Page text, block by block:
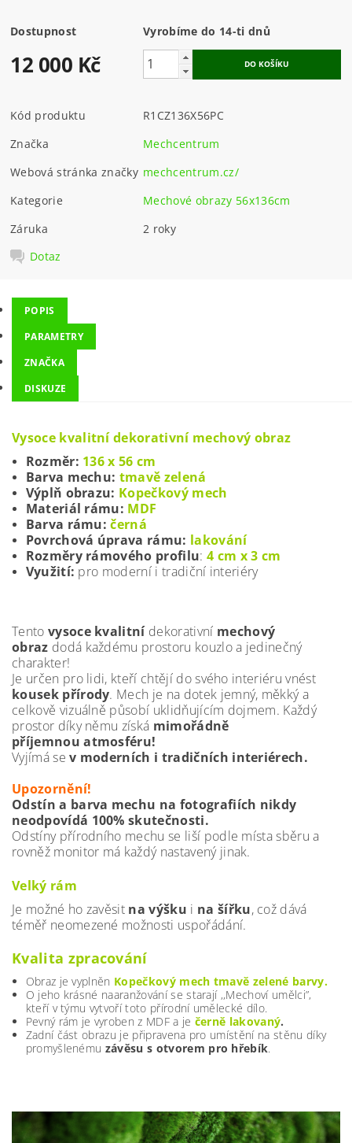
Dostupnost Vyrobíme do 14-ti dnů
12 000 Kč
Kód produktu
R1CZ136X56PC
Značka
Mechcentrum
Webová stránka značky mechcentrum.cz/
Kategorie
Mechové obrazy 56x136cm
Záruka
2 roky
Dotaz
POPIS
PARAMETRY
ZNAČKA
DISKUZE
Vysoce kvalitnídekorativní mechový obraz
Rozměr: 136 x 56 cm
Barva mechu: tmavě zelená
Výplň obrazu: Kopečkový mech
Materiál rámu: MDF
Barva rámu: černá
Povrchová úprava rámu: lakování
Rozměry rámového profilu: 4 cm x 3 cm
Využití: pro moderní i tradiční interiéry
Tento vysoce kvalitnídekorativní mechový
obraz dodá každému prostoru kouzlo a jedinečný
charakter!
Je určen pro lidi, kteří chtějí do svého interiéru vnést
kousek přírody. Mech je na dotek jemný, měkký a
celkově vizuálně působí uklidňujícím dojmem. Každý
prostor díky němu získá mimořádně
příjemnou atmosféru!
Vyjímá sev moderních i tradičních interiérech.
Upozornění!
Odstín a barva mechu na fotografiích nikdy
neodpovídá 100% skutečnosti.
Odstíny přírodního mechu se liší podle místa sběru a
rovněž monitor má každý nastavený jinak.
Velký rám
Je možné ho zavěsit na výšku i na šířku, což dává
téměř neomezené možnosti uspořádání.
Kvalita zpracování
Obraz je vyplněn Kopečkový mech tmavě zelené barvy.
O jeho krásné naaranžování se starají ,,Mechoví umělci”,
kteří v týmu vytvoří toto přírodní umělecké dílo.
Pevný rám je vyroben z MDF a je černě lakovaný.
Zadní část obrazu je připravena pro umístění na stěnu díky
promyšlenému závěsu s otvorem pro hřebík.